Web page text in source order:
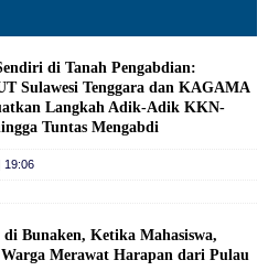
di Tanah Pengabdian:
Sulawesi Tenggara dan KAGAMA
Langkah Adik-Adik KKN-
Tuntas Mengabdi
19:06
di Bunaken, Ketika Mahasiswa,
Merawat Harapan dari Pulau